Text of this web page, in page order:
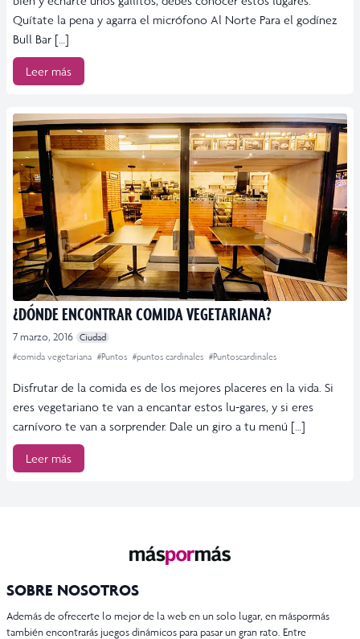
Quítate la pena y agarra el micrófono Al Norte Para el godínez
Bull Bar […]
Leer más
¿DÓNDE ENCONTRAR COMIDA VEGETARIANA?
7 marzo, 2016 Ciudad
#comida vegetariana #Puntos #puntos cardinales #Puntoscardinales
Disfrutar de la comida es de los mejores placeres en la vida. Si
eres vegetariano te van a encantar estos lu-gares, y si eres
carnívoro te van a sorprender. Dale un giro a tu menú […]
Leer más
SOBRE NOSOTROS
Además de ofrecerte lo mejor de la web en un solo lugar, en máspormás
también encontrarás juegos dinámicos para pasar un gran rato. Entre